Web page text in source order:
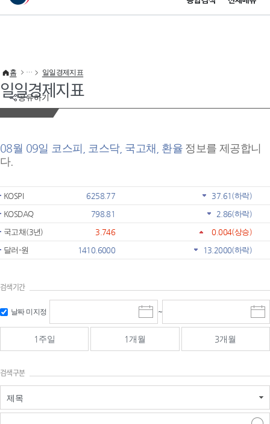
이 누리집은 대한민국 공식 전자정부 누리집입니다.
공유하기
홈 일일경제지표
일일경제지표
08월 09일 코스피, 코스닥, 국고채, 환율 정보를 제공합니
다.
KOSPI 6258.77 37.61 (하락)
KOSDAQ
798.81 2.86(하락)
국고채(3년)
3.746 0.004(상승)
달러-원
1410.6000 13.2000(하락)
검색기간
날짜 미지정
시
작
일
선
~
종
료
선
1주일 1개월 3개월
검색구분
제목